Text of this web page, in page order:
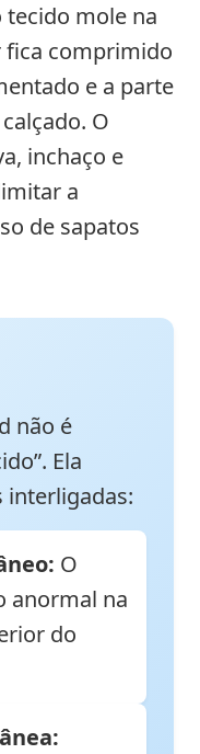
mole na
fica comprimido
e a parte
O
inchaço e
a
de sapatos
não é
Ela
interligadas:
O
anormal na
do